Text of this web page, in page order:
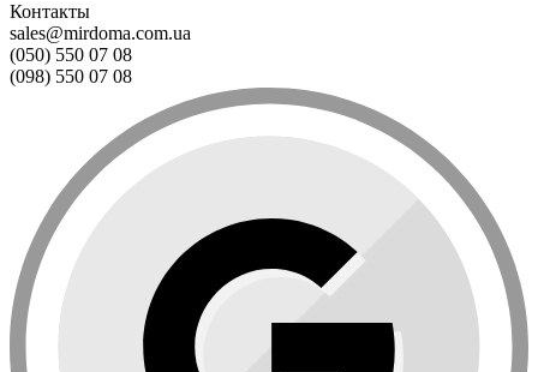
Контакты
sales@mirdoma.com.ua
(050) 550 07 08
(098) 550 07 08